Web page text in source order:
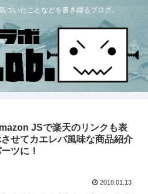
づいたことなどを書き綴るブログ。
JSで楽天のリンクも表
せてカエレバ風味な商品紹介
ツに！
2018.01.13